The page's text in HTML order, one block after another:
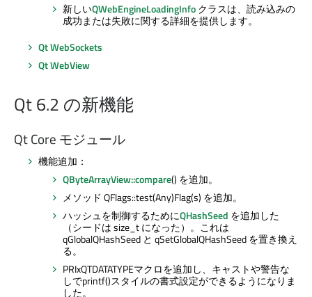
新しいQWebEngineLoadingInfoクラスは、読み込みの
成功または失敗に関する詳細を提供します。
Qt WebSockets
Qt WebView
Qt 6.2 の新機能
Qt Core モジュール
機能追加：
QByteArrayView::compare() を追加。
メソッド QFlags::test(Any)Flag(s) を追加。
ハッシュを制御するためにQHashSeed を追加した
（シードは size_t になった）。これは
qGlobalQHashSeed と qSetGlobalQHashSeed を置き換え
る。
PRIxQTDATATYPEマクロを追加し、キャストや警告な
しでprintf()スタイルの書式設定ができるようになりま
した。